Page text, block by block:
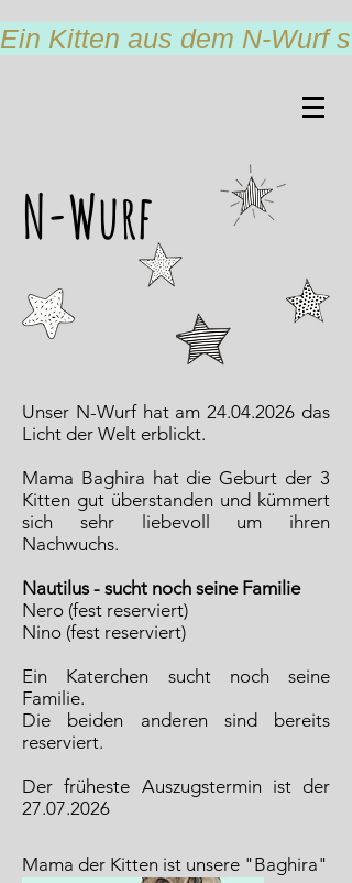
Ein Kitten aus dem N-Wurf
N-Wurf
Unser N-Wurf hat am24.04.2026 das
Licht der Welt erblickt.
Mama Baghira hat die Geburt der 3
Kitten gut überstanden und kümmert
sich sehr liebevoll um ihren
Nachwuchs.
Nautilus - sucht noch seine Familie
Nero (fest reserviert)
Nino (fest reserviert)
Ein Katerchen sucht noch seine
Familie.
Die beiden anderen sind bereits
reserviert.
Der früheste Auszugstermin ist der
27.07.2026
Mama der Kitten ist unsere "Baghira"